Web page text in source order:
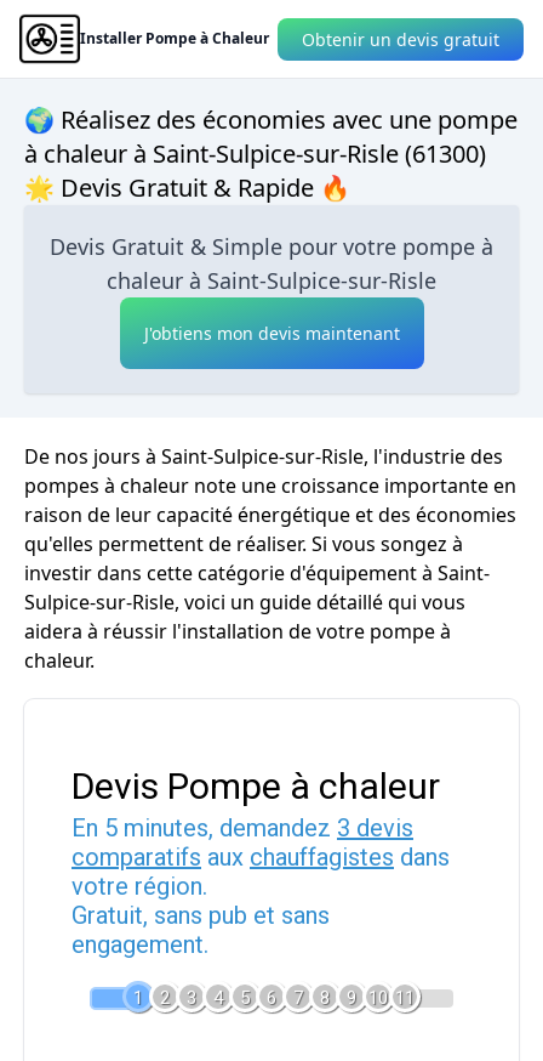
Installer Pompe à Chaleur Obtenir un devis gratuit
🌍 Réalisez des économies avec une pompe
à chaleur à Saint-Sulpice-sur-Risle (61300)
🌟 Devis Gratuit & Rapide 🔥
Devis Gratuit & Simple pour votre pompe à
chaleur à Saint-Sulpice-sur-Risle
J'obtiens mon devis maintenant
De nos jours à Saint-Sulpice-sur-Risle, l'industrie des
pompes à chaleur note une croissance importante en
raison de leur capacité énergétique et des économies
qu'elles permettent de réaliser. Si vous songez à
investir dans cette catégorie d'équipement à Saint-
Sulpice-sur-Risle, voici un guide détaillé qui vous
aidera à réussir l'installation de votre pompe à
chaleur.
Devis Pompe à chaleur
En 5 minutes, demandez 3 devis
comparatifs aux chauffagistes dans
votre région.
Gratuit, sans pub et sans
engagement.
1 2 3 4 5 6 7 8 9 10 11